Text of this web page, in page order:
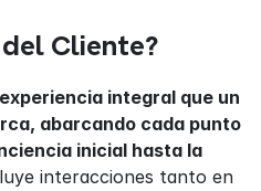
del Cliente?
integral que un
abarcando cada punto
inicial hasta la
interacciones tanto en